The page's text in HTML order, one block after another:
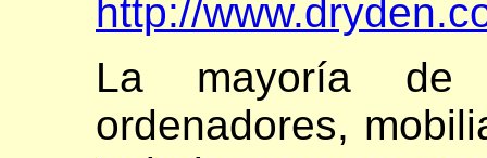
http://
La mayoría de
ordenadores,